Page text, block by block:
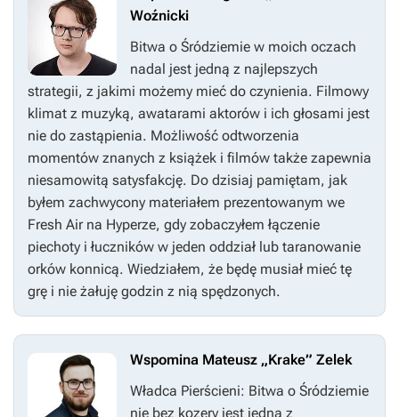
Woźnicki
Bitwa o Śródziemie w moich oczach
nadal jest jedną z najlepszych
strategii, z jakimi możemy mieć do czynienia. Filmowy
klimat z muzyką, awatarami aktorów i ich głosami jest
nie do zastąpienia. Możliwość odtworzenia
momentów znanych z książek i filmów także zapewnia
niesamowitą satysfakcję. Do dzisiaj pamiętam, jak
byłem zachwycony materiałem prezentowanym we
Fresh Air na Hyperze, gdy zobaczyłem łączenie
piechoty i łuczników w jeden oddział lub taranowanie
orków konnicą. Wiedziałem, że będę musiał mieć tę
grę i nie żałuję godzin z nią spędzonych.
Wspomina Mateusz „Krake” Zelek
Władca Pierścieni: Bitwa o Śródziemie
nie bez kozery jest jedną z